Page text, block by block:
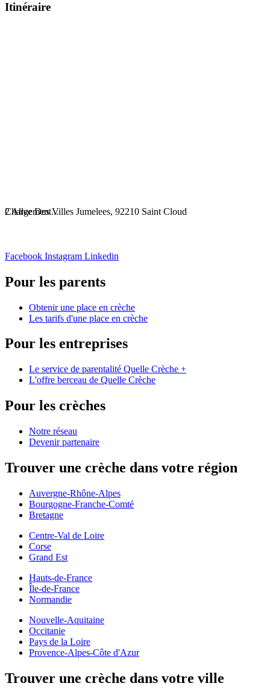
Itinéraire
Chargement...
2 Allee Des Villes Jumelees, 92210 Saint Cloud
Facebook Instagram Linkedin
Pour les parents
Obtenir une place en crèche
Les tarifs d'une place en crèche
Pour les entreprises
Le service de parentalité Quelle Crèche +
L'offre berceau de Quelle Crèche
Pour les crèches
Notre réseau
Devenir partenaire
Trouver une crèche dans votre région
Auvergne-Rhône-Alpes
Bourgogne-Franche-Comté
Bretagne
Centre-Val de Loire
Corse
Grand Est
Hauts-de-France
Île-de-France
Normandie
Nouvelle-Aquitaine
Occitanie
Pays de la Loire
Provence-Alpes-Côte d'Azur
Trouver une crèche dans votre ville